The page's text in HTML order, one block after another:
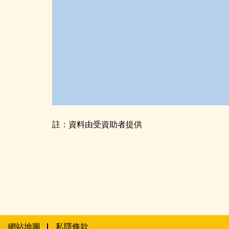
註：資料由受資助者提供
網站地圖 私隱條款